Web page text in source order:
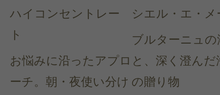
ハイコンセントレー
ト
お悩みに沿ったアプロ
ーチ。朝・夜使い分け
シエル・エ・メ
ブルターニュの
と、深く澄んだ
の贈り物